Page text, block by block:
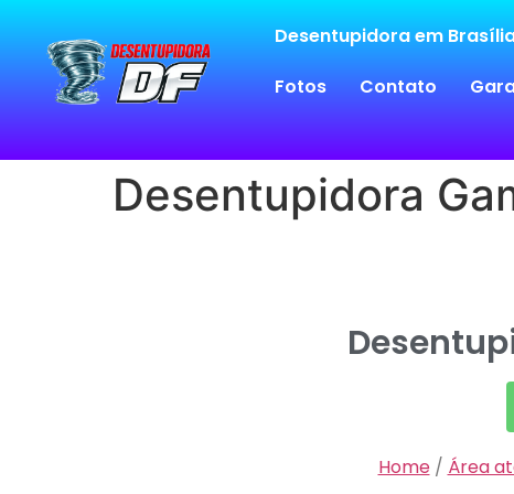
Desentupidora em
Fotos
Contato
Desentupidora
Home/ Área